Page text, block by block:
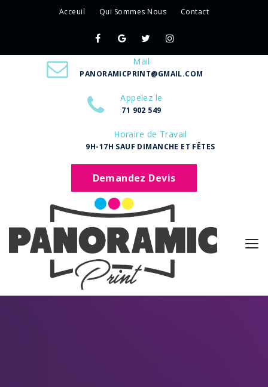
Acceuil Qui Sommes Nous Contact
Mail
PANORAMICPRINT@GMAIL.COM
Appelez le
71 902 549
Horaire de Travail
9H-17H SAUF DIMANCHE ET FÊTES
Demandez Devis